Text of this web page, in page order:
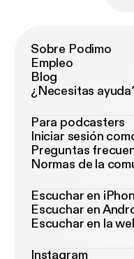
Sobre Podimo
Empleo
Blog
¿Necesitas
Para podcasters
Iniciar sesión
Preguntas
Normas de la
Escuchar en
Escuchar en
Escuchar en la
Instagram